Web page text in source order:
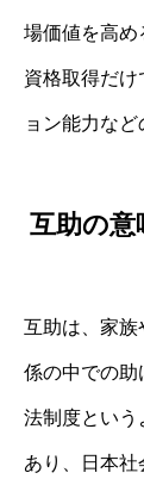
場価値を高め
資格取得だ
ョン能力など
互助の意
互助は、家族
係の中での助
法制度という
あり、日本社